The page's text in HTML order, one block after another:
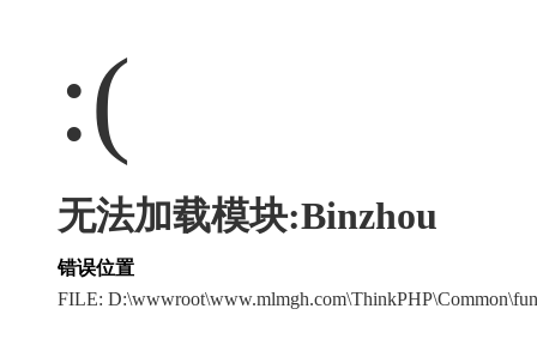
:(
无法加载模块:Binzhou
错误位置
FILE: